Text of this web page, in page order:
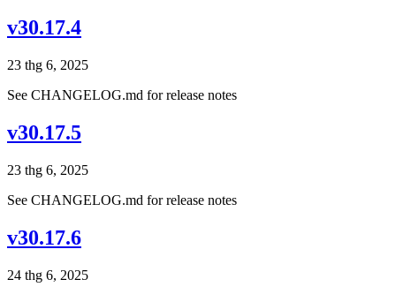
v30.17.4
23 thg 6, 2025
See CHANGELOG.md for release notes
v30.17.5
23 thg 6, 2025
See CHANGELOG.md for release notes
v30.17.6
24 thg 6, 2025